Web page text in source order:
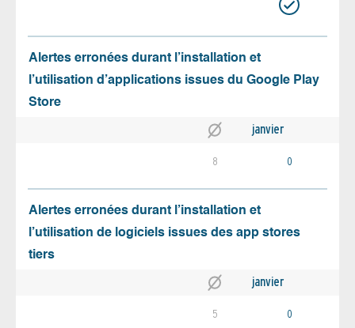
Alertes erronées durant l’installation et
l’utilisation d’applications issues du Google Play
Store
janvier
8 0
Alertes erronées durant l’installation et
l’utilisation de logiciels issues des app stores
tiers
janvier
5 0